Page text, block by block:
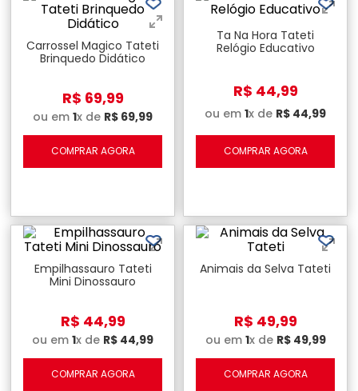
Carrossel Magico Tateti
Brinquedo Didático
R$ 69,99
ou em 1x de R$ 69,99
COMPRAR AGORA
Ta Na Hora Tateti
Relógio Educativo
R$ 44,99
ou em 1x de R$ 44,99
COMPRAR AGORA
Empilhassauro Tateti
Mini Dinossauro
R$ 44,99
ou em 1x de R$ 44,99
COMPRAR AGORA
Animais da Selva Tateti
R$ 49,99
ou em 1x de R$ 49,99
COMPRAR AGORA